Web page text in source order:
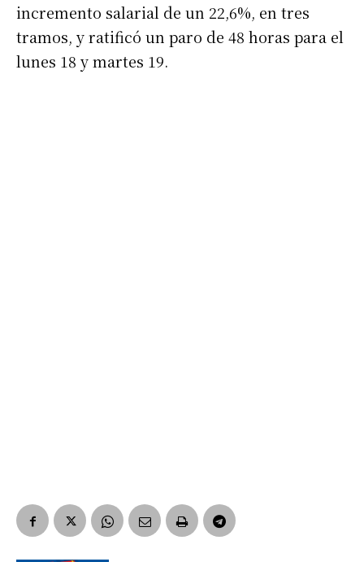
Suscribirme gratis
incremento salarial de un 22,6%, en tres
tramos, y ratificó un paro de 48 horas para el
lunes 18 y martes 19.